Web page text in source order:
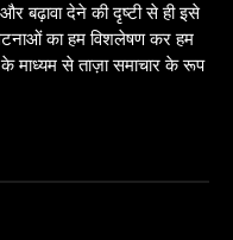
बढ़ावा देने की दृष्टी से ही इसे
का हम विशलेषण कर हम
माध्यम से ताज़ा समाचार के रूप